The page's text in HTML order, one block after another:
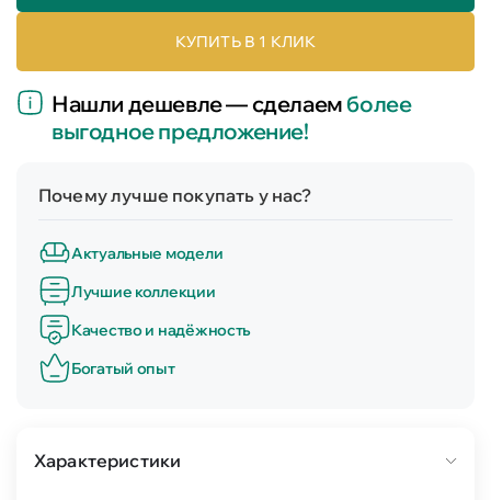
КУПИТЬ В 1 КЛИК
Нашли дешевле — сделаемболее
выгодное предложение!
Почему лучше покупать у нас?
Актуальные модели
Лучшие коллекции
Качество и надёжность
Богатый опыт
Характеристики